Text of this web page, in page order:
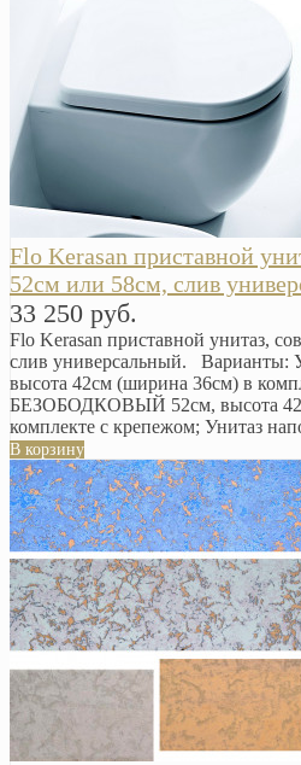
Flo Kerasan приставной
52см или 58см, слив
33 250 руб.
Flo Kerasan приставной унитаз,
слив универсальный. Варианты:
высота 42см (ширина 36см) в
БЕЗОБОДКОВЫЙ 52см, высота
комплекте с крепежом; Унитаз
В корзину